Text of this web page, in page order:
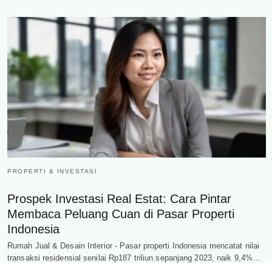
PROPERTI & INVESTASI
Prospek Investasi Real Estat: Cara Pintar
Membaca Peluang Cuan di Pasar Properti
Indonesia
Rumah Jual & Desain Interior - Pasar properti Indonesia mencatat nilai
transaksi residensial senilai Rp187 triliun sepanjang 2023, naik 9,4%…